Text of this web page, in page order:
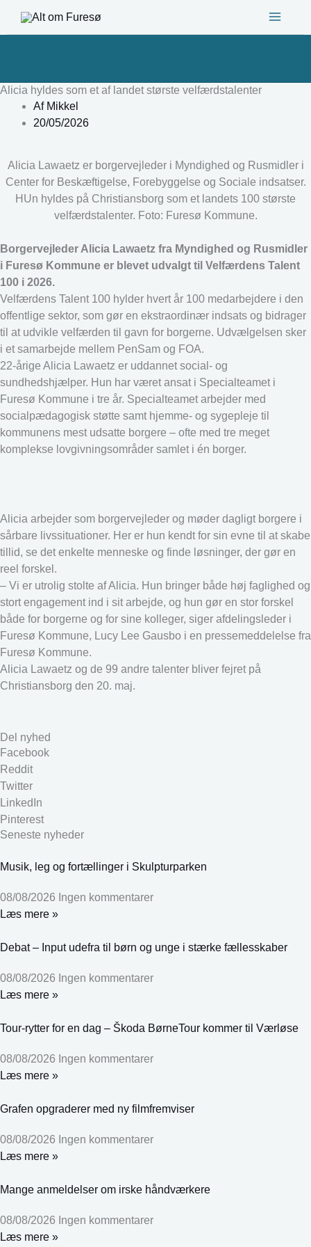
Alicia hyldes som et af landet største velfærdstalenter
AfMikkel
20/05/2026
Alicia Lawaetz er borgervejleder i Myndighed og Rusmidler i
Center for Beskæftigelse, Forebyggelse og Sociale indsatser.
HUn hyldes på Christiansborg som et landets 100 største
velfærdstalenter. Foto: Furesø Kommune.
Borgervejleder Alicia Lawaetz fra Myndighed og Rusmidler
i Furesø Kommune er blevet udvalgt til Velfærdens Talent
100 i 2026.
Velfærdens Talent 100 hylder hvert år 100 medarbejdere i den
offentlige sektor, som gør en ekstraordinær indsats og bidrager
til at udvikle velfærden til gavn for borgerne. Udvælgelsen sker
i et samarbejde mellem PenSam og FOA.
22-årige Alicia Lawaetz er uddannet social- og
sundhedshjælper. Hun har været ansat i Specialteamet i
Furesø Kommune i tre år. Specialteamet arbejder med
socialpædagogisk støtte samt hjemme- og sygepleje til
kommunens mest udsatte borgere – ofte med tre meget
komplekse lovgivningsområder samlet i én borger.
Alicia arbejder som borgervejleder og møder dagligt borgere i
sårbare livssituationer. Her er hun kendt for sin evne til at skabe
tillid, se det enkelte menneske og finde løsninger, der gør en
reel forskel.
– Vi er utrolig stolte af Alicia. Hun bringer både høj faglighed og
stort engagement ind i sit arbejde, og hun gør en stor forskel
både for borgerne og for sine kolleger, siger afdelingsleder i
Furesø Kommune, Lucy Lee Gausbo i en pressemeddelelse fra
Furesø Kommune.
Alicia Lawaetz og de 99 andre talenter bliver fejret på
Christiansborg den 20. maj.
Del nyhed
Facebook
Reddit
Twitter
LinkedIn
Pinterest
Seneste nyheder
Musik, leg og fortællinger i Skulpturparken
08/08/2026 Ingen kommentarer
Læs mere »
Debat – Input udefra til børn og unge i stærke fællesskaber
08/08/2026 Ingen kommentarer
Læs mere »
Tour-rytter for en dag – Škoda BørneTour kommer til Værløse
08/08/2026 Ingen kommentarer
Læs mere »
Grafen opgraderer med ny filmfremviser
08/08/2026 Ingen kommentarer
Læs mere »
Mange anmeldelser om irske håndværkere
08/08/2026 Ingen kommentarer
Læs mere »